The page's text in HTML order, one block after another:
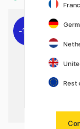
11%
Rest